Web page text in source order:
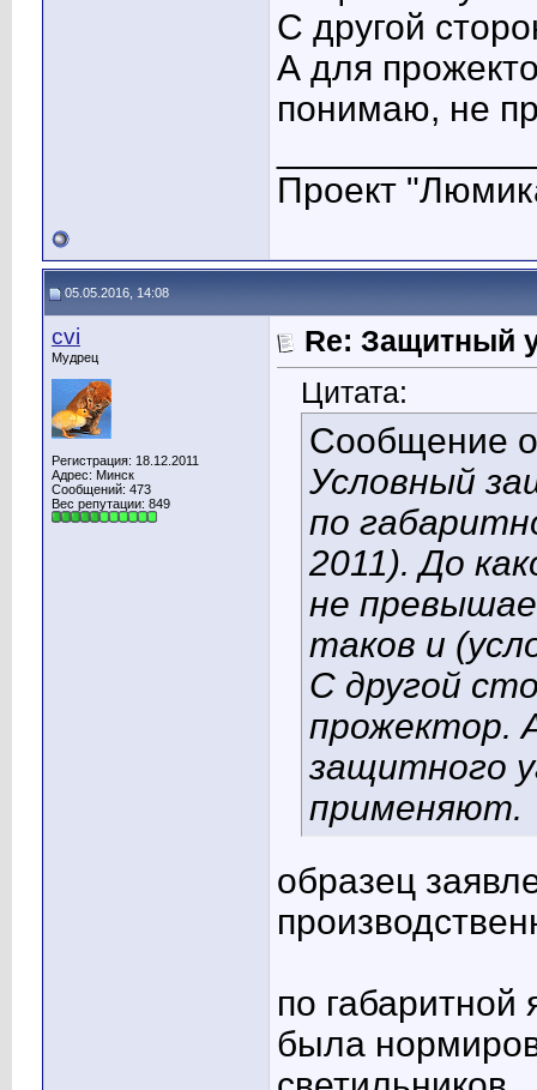
С другой
А для
понимаю, не
Проект
05.05.2016, 14:08
cvi
Мудрец
Регистрация: 18.12.2011
Адрес: Минск
Сообщений: 473
Вес репутации: 849
Re: Защитный
Цитата:
Сообщение
Условный
по
2011). До
не
таков и
С другой
прожектор.
защитного
применяют.
образец
по
была